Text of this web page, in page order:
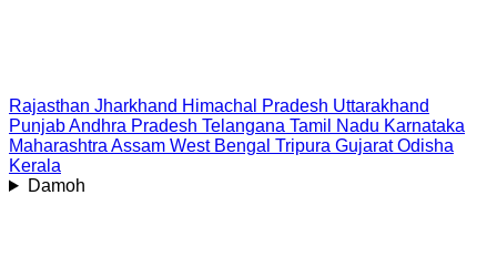
Rajasthan Jharkhand Himachal Pradesh Uttarakhand
PunjabAndhra Pradesh Telangana Tamil Nadu Karnataka
Maharashtra Assam West Bengal Tripura Gujarat Odisha
Kerala
Damoh